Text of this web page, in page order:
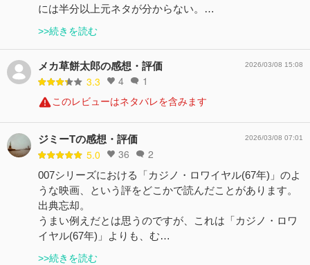
には半分以上元ネタが分からない。…
>>続きを読む
メカ草餅太郎の感想・評価
3.3 4 1
2026/03/08 15:08
このレビューはネタバレを含みます
ジミーTの感想・評価
5.0 36 2
2026/03/08 07:01
007シリーズにおける「カジノ・ロワイヤル(67年)」のよ
うな映画、という評をどこかで読んだことがあります。
出典忘却。
うまい例えだとは思うのですが、これは「カジノ・ロワ
イヤル(67年)」よりも、む…
>>続きを読む